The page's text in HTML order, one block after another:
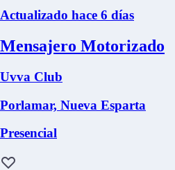
Actualizado hace 6 días
Mensajero Motorizado
Uvva Club
Porlamar, Nueva Esparta
Presencial